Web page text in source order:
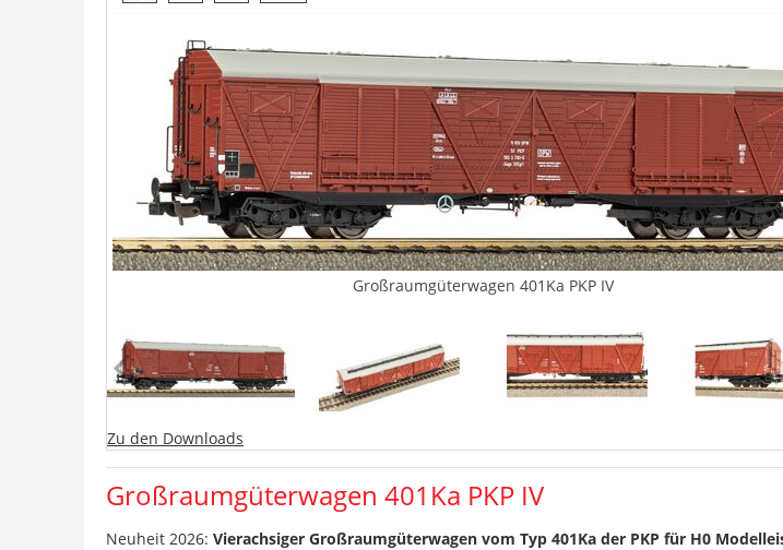
Großraumgüterwagen 401Ka PKP IV
Zu den Downloads
Großraumgüterwagen 401Ka PKP IV
Neuheit 2026: Vierachsiger Großraumgüterwagen vom Typ 401Ka der PKP für H0